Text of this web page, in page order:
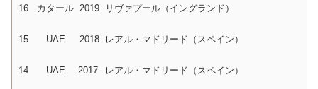
16 カタール 2019 リヴァプール（イングランド）
15 UAE 2018 レアル・マドリード（スペイン）
14 UAE 2017 レアル・マドリード（スペイン）